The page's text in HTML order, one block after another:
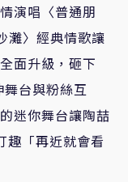
演唱〈普通朋
灘〉經典情歌讓
面升級，砸下
台與粉絲互
迷你舞台讓陶喆
趣「再近就會看